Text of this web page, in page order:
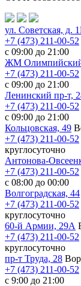
ул. Советская, д.
+7 (473) 211-00-52
с 09:00 до 21:00
ЖМ
+7 (473) 211-00-52
с 09:00 до 21:00
Ленинский пр-т,
+7 (473) 211-00-52
с 09:00 до 21:00
Кольцовская, 49
+7 (473) 211-00-52
круглосуточно
Антонова-
+7 (473) 211-00-52
с 08:00 до 00:00
Волгоградская, 44
+7 (473) 211-00-52
круглосуточно
60-й Армии, 29А
+7 (473) 211-00-52
круглосуточно
пр-т Труда, 28
+7 (473) 211-00-52
c 9:00 до 21:00